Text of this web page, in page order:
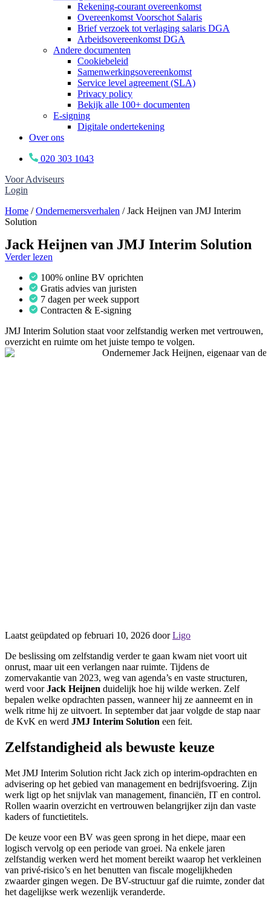
Rekening-courant overeenkomst
Overeenkomst Voorschot Salaris
Brief verzoek tot verlaging salaris DGA
Arbeidsovereenkomst DGA
Andere documenten
Cookiebeleid
Samenwerkingsovereenkomst
Service level agreement (SLA)
Privacy policy
Bekijk alle 100+ documenten
E-signing
Digitale ondertekening
Over ons
020 303 1043
Voor Adviseurs
Login
Home /Ondernemersverhalen /Jack Heijnen van JMJ Interim
Solution
Jack Heijnen van JMJ Interim Solution
Verder lezen
100% online BV oprichten
Gratis advies van juristen
7 dagen per week support
Contracten & E-signing
JMJ Interim Solution staat voor zelfstandig werken met vertrouwen,
overzicht en ruimte om het juiste tempo te volgen.
Laatst geüpdated op februari 10, 2026 doorLigo
De beslissing om zelfstandig verder te gaan kwam niet voort uit
onrust, maar uit een verlangen naar ruimte. Tijdens de
zomervakantie van 2023, weg van agenda’s en vaste structuren,
werd voorJack Heijnen duidelijk hoe hij wilde werken. Zelf
bepalen welke opdrachten passen, wanneer hij ze aanneemt en in
welk ritme hij ze uitvoert. In september dat jaar volgde de stap naar
de KvK en werd JMJ Interim Solution een feit.
Zelfstandigheid als bewuste keuze
Met JMJ Interim Solution richt Jack zich op interim-opdrachten en
advisering op het gebied van management en bedrijfsvoering. Zijn
werk ligt op het snijvlak van management, financiën, IT en control.
Rollen waarin overzicht en vertrouwen belangrijker zijn dan vaste
kaders of functietitels.
De keuze voor een BV was geen sprong in het diepe, maar een
logisch vervolg op een periode van groei. Na enkele jaren
zelfstandig werken werd het moment bereikt waarop het verkleinen
van privé-risico’s en het benutten van fiscale mogelijkheden
zwaarder gingen wegen. De BV-structuur gaf die ruimte, zonder dat
het dagelijkse werk wezenlijk veranderde.